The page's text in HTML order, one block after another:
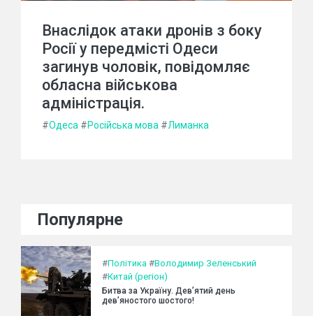
Внаслідок атаки дронів з боку
Росії у передмісті Одеси
загинув чоловік, повідомляє
обласна військова
адміністрація.
#Одеса #Російська мова #Лиманка
Популярне
#Політика #Володимир Зеленський
#Китай (регіон)
Битва за Україну. Дев’ятий день
дев’яностого шостого!